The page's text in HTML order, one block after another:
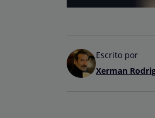
Escrito por
Xerman